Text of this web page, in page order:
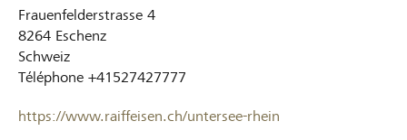
Frauenfelderstrasse 4
8264 Eschenz
Schweiz
Téléphone +41527427777
https://www.raiffeisen.ch/untersee-rhein